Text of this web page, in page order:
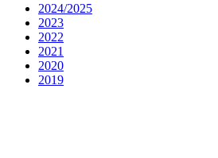
2024/2025
2023
2022
2021
2020
2019